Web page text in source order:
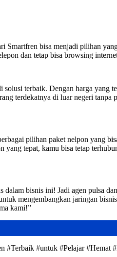
bisa menjadi pilihan
dan tetap bisa browsing
terbaik. Dengan harga yang
terdekatnya di luar negeri
pilihan paket nelpon yang
tepat, kamu bisa tetap
bisnis ini! Jadi agen pulsa
mengembangkan jaringan
kami!”
#Terbaik #untuk #Pelajar #Hemat